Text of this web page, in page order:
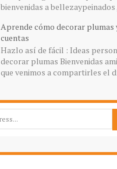
bienvenidas a bellezaypeinados
Aprende cómo decorar plumas
cuentas
Hazlo así de fácil : Ideas
decorar plumas Bienvenidas
que venimos a compartirles el